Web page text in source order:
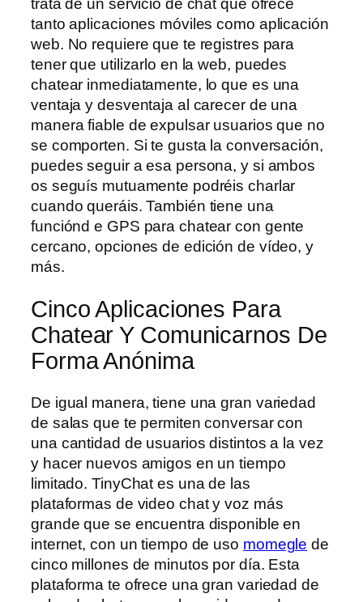
trata de un servicio de chat que ofrece
tanto aplicaciones móviles como aplicación
web. No requiere que te registres para
tener que utilizarlo en la web, puedes
chatear inmediatamente, lo que es una
ventaja y desventaja al carecer de una
manera fiable de expulsar usuarios que no
se comporten. Si te gusta la conversación,
puedes seguir a esa persona, y si ambos
os seguís mutuamente podréis charlar
cuando queráis. También tiene una
funciónd e GPS para chatear con gente
cercano, opciones de edición de vídeo, y
más.
Cinco Aplicaciones Para
Chatear Y Comunicarnos De
Forma Anónima
De igual manera, tiene una gran variedad
de salas que te permiten conversar con
una cantidad de usuarios distintos a la vez
y hacer nuevos amigos en un tiempo
limitado. TinyChat es una de las
plataformas de video chat y voz más
grande que se encuentra disponible en
internet, con un tiempo de uso momegle de
cinco millones de minutos por día. Esta
plataforma te ofrece una gran variedad de